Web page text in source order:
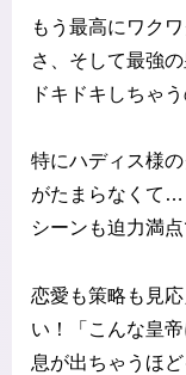
もう最高にワク
さ、そして最強
ドキドキしちゃ
特にハディス様
がたまらなくて…
シーンも迫力満
恋愛も策略も見
い！「こんな皇
息が出ちゃうほ